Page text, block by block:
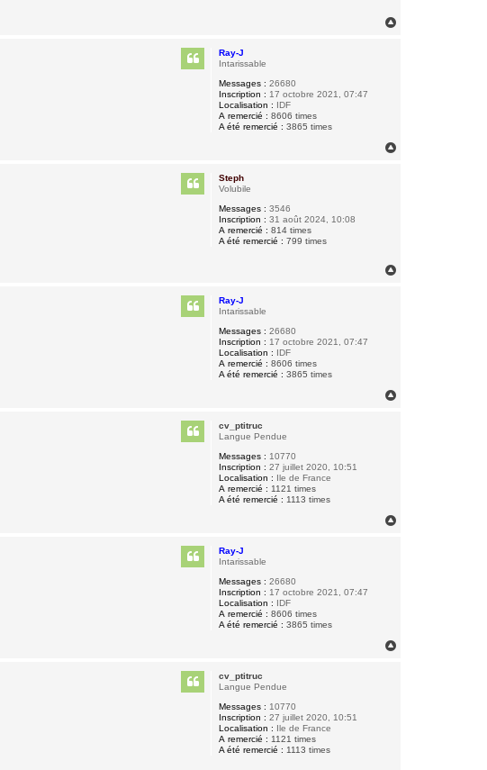
Ray-J
Intarissable
Messages : 26680
Inscription : 17 octobre 2021, 07:47
Localisation : IDF
A remercié : 8606 times
A été remercié : 3865 times
Steph
Volubile
Messages : 3546
Inscription : 31 août 2024, 10:08
A remercié : 814 times
A été remercié : 799 times
Ray-J
Intarissable
Messages : 26680
Inscription : 17 octobre 2021, 07:47
Localisation : IDF
A remercié : 8606 times
A été remercié : 3865 times
cv_ptitruc
Langue Pendue
Messages : 10770
Inscription : 27 juillet 2020, 10:51
Localisation : Ile de France
A remercié : 1121 times
A été remercié : 1113 times
Ray-J
Intarissable
Messages : 26680
Inscription : 17 octobre 2021, 07:47
Localisation : IDF
A remercié : 8606 times
A été remercié : 3865 times
cv_ptitruc
Langue Pendue
Messages : 10770
Inscription : 27 juillet 2020, 10:51
Localisation : Ile de France
A remercié : 1121 times
A été remercié : 1113 times